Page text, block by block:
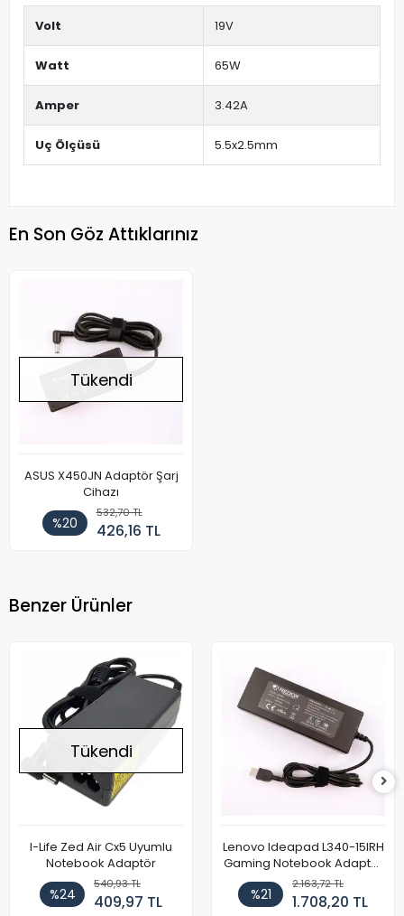
Volt 19V
Watt 65W
Amper 3.42A
Uç Ölçüsü 5.5x2.5mm
En Son Göz Attıklarınız
Tükendi
ASUS X450JN Adaptör Şarj
Cihazı
%20
532,70 TL
426,16 TL
Benzer Ürünler
Tükendi
I-Life Zed Air Cx5 Uyumlu
Notebook Adaptör
%24
540,93 TL
409,97 TL
Lenovo Ideapad L340-15IRH
Gaming Notebook Adaptör
Cihazı Şarj Aleti (150W)
%21
2.163,72 TL
1.708,20 TL